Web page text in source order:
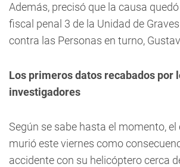
Además, precisó que la causa
fiscal penal 3 de la Unidad de
contra las Personas en turno,
Los primeros datos recabados por
investigadores
Según se sabe hasta el momento,
murió este viernes como
accidente con su helicóptero cerca